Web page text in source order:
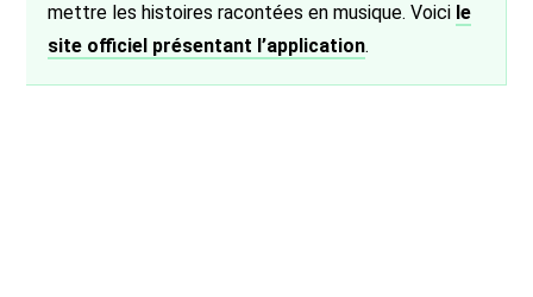
mettre les histoires racontées en musique. Voici le
site officiel présentant l’application.